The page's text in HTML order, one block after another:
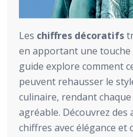
Les chiffres décoratifs
en apportant une touche
guide explore comment
peuvent rehausser le
culinaire, rendant
agréable. Découvrez
chiffres avec élégance et